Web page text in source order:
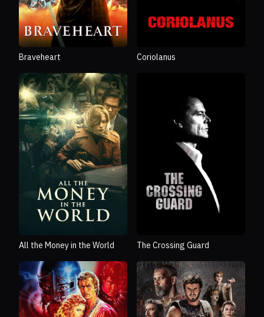
Braveheart Coriolanus
All the Money in the World The Crossing Guard